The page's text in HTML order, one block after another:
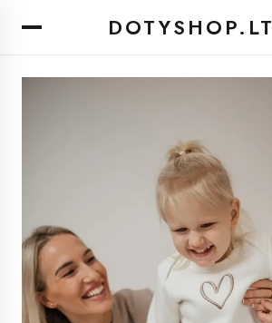
DOTYSHOP.LT